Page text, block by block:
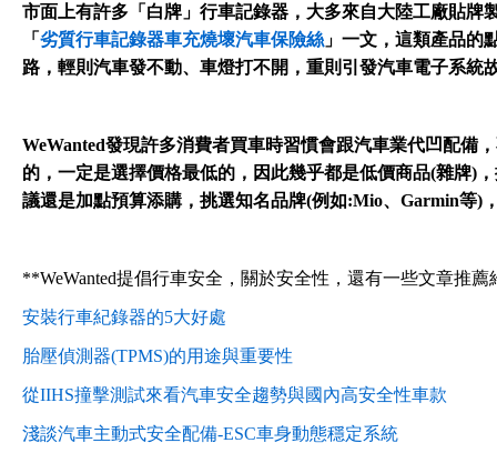
市面上有許多「白牌」行車記錄器，大多來自大陸工廠貼牌
「 劣質行車記錄器車充燒壞汽車保險絲」一文，這類產品的
路，輕則汽車發不動、車燈打不開，重則引發汽車電子系統
WeWanted發現許多消費者買車時習慣會跟汽車業代凹配備
的，一定是選擇價格最低的，因此幾乎都是低價商品(雜牌)
議還是加點預算添購，挑選知名品牌(例如:Mio、Garmin等)
**WeWanted提倡行車安全，關於安全性，還有一些文章推薦
安裝行車紀錄器的5大好處
胎壓偵測器(TPMS)的用途與重要性
從IIHS撞擊測試來看汽車安全趨勢與國內高安全性車款
淺談汽車主動式安全配備-ESC車身動態穩定系統